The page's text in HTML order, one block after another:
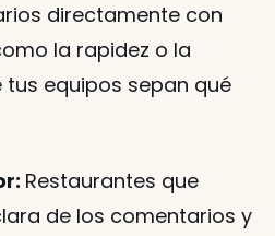
directamente con
la rapidez o la
equipos sepan qué
Restaurantes que
de los comentarios y